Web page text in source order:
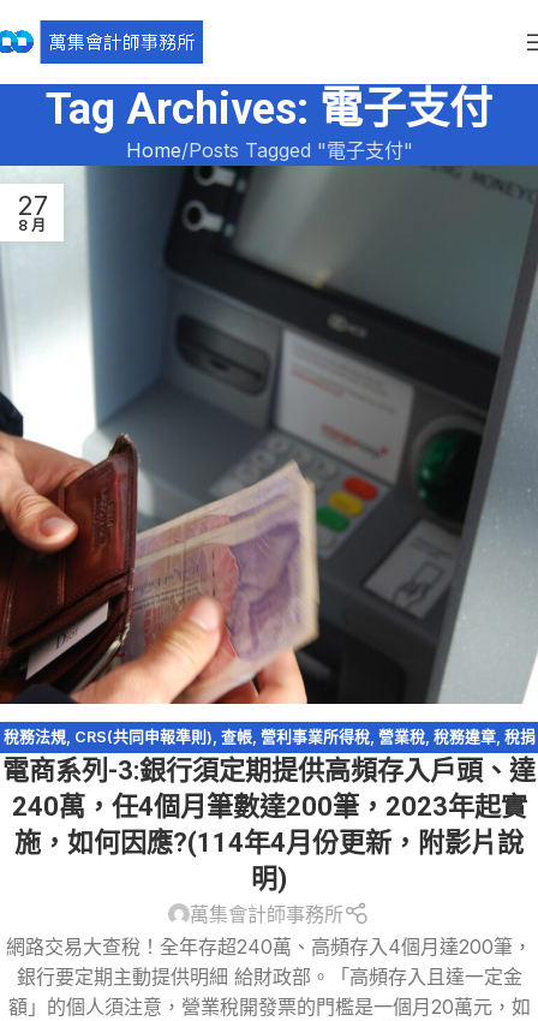
Tag Archives: 電子支付
Home Posts Tagged "電子支付"
27
8 月
稅務法規, CRS(共同申報準則), 查帳, 營利事業所得稅, 營業稅, 稅務違章, 稅捐
稽徵法,網路交易課稅,網路拍賣,網路購物,逃漏稅,電商系列,電子商務
電商系列-3:銀行須定期提供高頻存入戶頭、達
240萬，任4個月筆數達200筆，2023年起實
施，如何因應?(114年4月份更新，附影片說
明)
萬集會計師事務所
網路交易大查稅！全年存超240萬、高頻存入4個月達200筆，
銀行要定期主動提供明細 給財政部。「高頻存入且達一定金
額」的個人須注意，營業稅開發票的門檻是一個月20萬元，如